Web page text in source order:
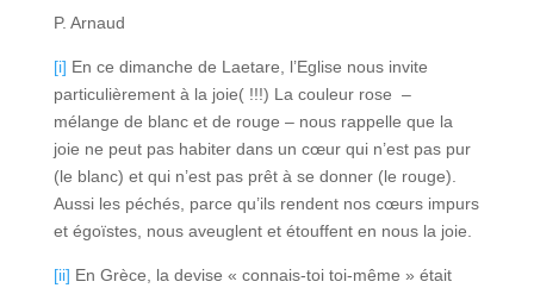
P. Arnaud
[i] En ce dimanche de Laetare, l’Eglise nous invite
particulièrement à la joie( !!!) La couleur rose –
mélange de blanc et de rouge – nous rappelle que la
joie ne peut pas habiter dans un cœur qui n’est pas pur
(le blanc) et qui n’est pas prêt à se donner (le rouge).
Aussi les péchés, parce qu’ils rendent nos cœurs impurs
et égoïstes, nous aveuglent et étouffent en nous la joie.
[ii] En Grèce, la devise « connais-toi toi-même » était